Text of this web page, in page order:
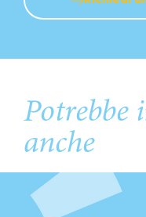
Potrebbe
anche